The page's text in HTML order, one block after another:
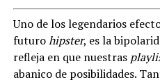
Uno de los legendarios
futurohipster, es la
refleja en que nuestras
abanico de posibilidades.